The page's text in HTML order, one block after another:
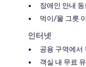
장애인 안내
먹이/물 그릇
인터넷
공용 구역에서
객실 내 무료